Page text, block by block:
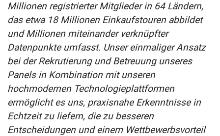
Millionen registrierter Mitglieder in 64 Ländern,
das etwa 18 Millionen Einkaufstouren abbildet
und Millionen miteinander verknüpfter
Datenpunkte umfasst. Unser einmaliger Ansatz
bei der Rekrutierung und Betreuung unseres
Panels in Kombination mit unseren
hochmodernen Technologieplattformen
ermöglicht es uns, praxisnahe Erkenntnisse in
Echtzeit zu liefern, die zu besseren
Entscheidungen und einem Wettbewerbsvorteil